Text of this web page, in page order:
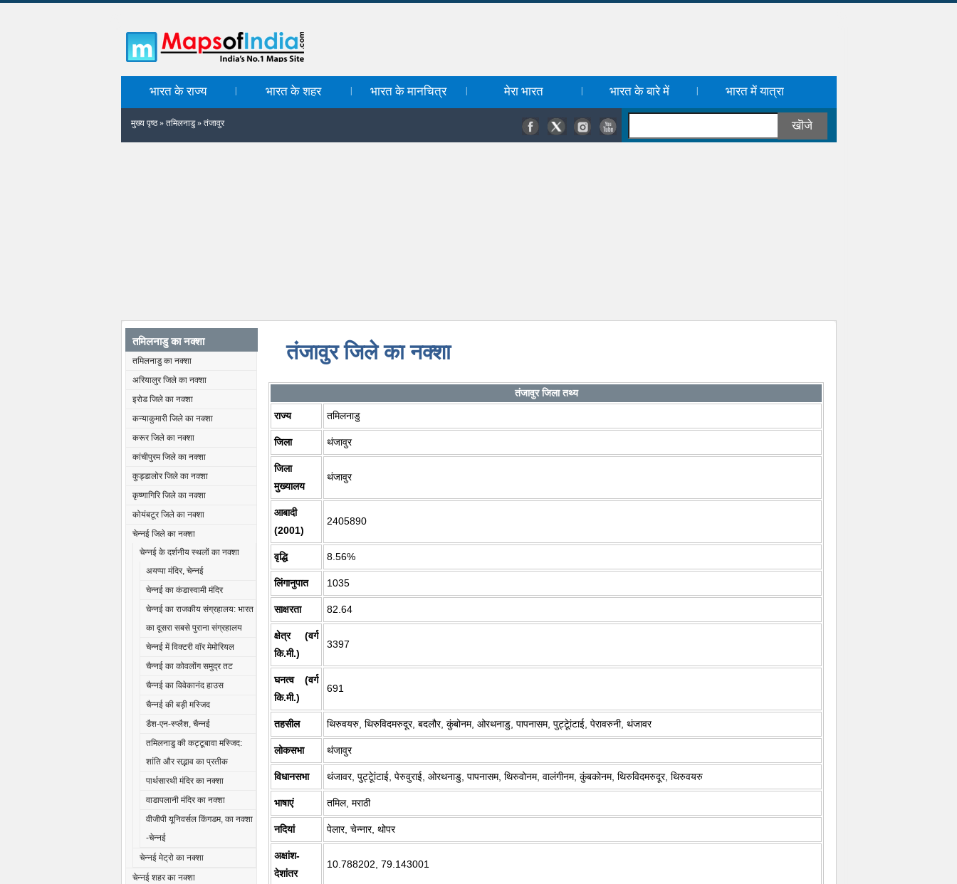
भारत के राज्य भारत के शहर भारत के मानचित्र मेरा भारत भारत के बारे में भारत में यात्रा
मुख्य पृष्ठ» तमिलनाडु» तंजावुर
तमिलनाडु का नक्शा
तमिलनाडु का नक्शा
अरियालुर जिले का नक्शा
इरोड जिले का नक्शा
कन्याकुमारी जिले का नक्शा
करूर जिले का नक्शा
कांचीपुरम जिले का नक्शा
कुड्डालोर जिले का नक्शा
कृष्णागिरि जिले का नक्शा
कोयंबटूर जिले का नक्शा
चेन्नई जिले का नक्शा
चेन्नई के दर्शनीय स्थलों का नक्शा
अयप्पा मंदिर, चेन्नई
चेन्नई का कंडास्वामी मंदिर
चेन्नई का राजकीय संग्रहालय: भारत
का दूसरा सबसे पुराना संग्रहालय
चेन्नई में विक्टरी वॉर मेमोरियल
चैन्नई का कोवलोंग समुद्र तट
चैन्नई का विवेकानंद हाउस
चैन्नई की बड़ी मस्जिद
डैश-एन-स्प्लैश, चैन्नई
तमिलनाडु की कट्टूबावा मस्जिद:
शांति और सद्भाव का प्रतीक
पार्थसारथी मंदिर का नक्शा
वाडापलानी मंदिर का नक्शा
वीजीपी यूनिवर्सल किंगडम, का नक्शा
-चेन्नई
चेन्नई मेट्रो का नक्शा
चेन्नई शहर का नक्शा
तंजावुर जिले का नक्शा
तंजावुर जिला तथ्य
राज्य
तमिलनाडु
जिला थंजावुर
जिला
मुख्यालय
थंजावुर
आबादी
(2001)
2405890
वृद्धि 8.56%
लिंगानुपात 1035
साक्षरता 82.64
क्षेत्र (वर्ग
कि.मी.)
3397
घनत्व (वर्ग
कि.मी.)
691
तहसील थिरुवयरु, थिरुविदमरुदूर, बदलौर, कुंबोनम, ओरथनाडु, पापनासम, पुट्टूेांटाई, पेरावरुनी, थंजावर
लोकसभा थंजावुर
विधानसभा थंजावर, पुट्टूेांटाई, पेरुवुराई, ओरथनाडु, पापनासम, थिरुवोनम, वालंगीनम, कुंबकोनम, थिरुविदमरुदूर, थिरुवयरु
भाषाएं तमिल, मराठी
नदियां पेलार, चेन्नार, थोपर
अक्षांश-
देशांतर
10.788202, 79.143001